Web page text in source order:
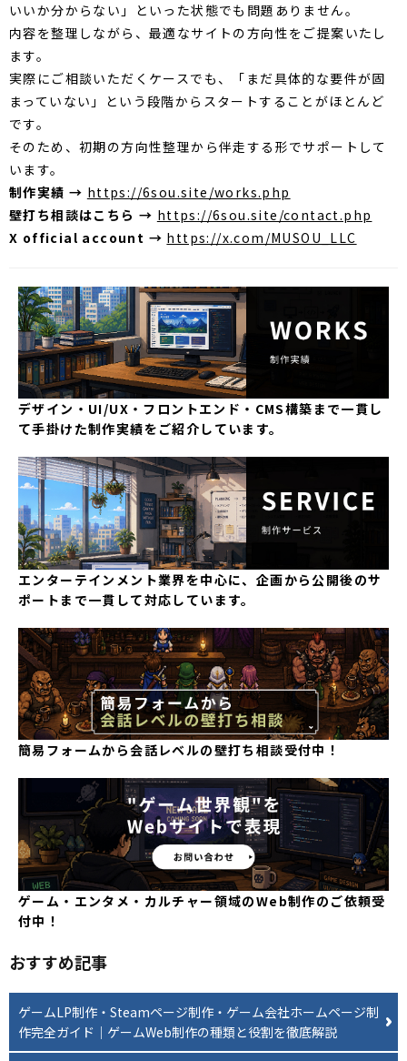
いいか分からない」といった状態でも問題ありません。
内容を整理しながら、最適なサイトの方向性をご提案いたし
ます。
実際にご相談いただくケースでも、「まだ具体的な要件が固
まっていない」という段階からスタートすることがほとんど
です。
そのため、初期の方向性整理から伴走する形でサポートして
います。
制作実績 → https://6sou.site/works.php
壁打ち相談はこちら → https://6sou.site/contact.php
X official account → https://x.com/MUSOU_LLC
デザイン・UI/UX・フロントエンド・CMS構築まで一貫し
て手掛けた制作実績をご紹介しています。
エンターテインメント業界を中心に、企画から公開後のサ
ポートまで一貫して対応しています。
簡易フォームから会話レベルの壁打ち相談受付中！
ゲーム・エンタメ・カルチャー領域のWeb制作のご依頼受
付中！
おすすめ記事
ゲームLP制作・Steamページ制作・ゲーム会社ホームページ制
作完全ガイド｜ゲームWeb制作の種類と役割を徹底解説